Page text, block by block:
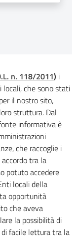
n. 118/2011) i
che sono stati
il nostro sito,
struttura. Dal
informativa è
che raccoglie i
tra la
potuto accedere
locali della
opportunità
che aveva
la possibilità di
facile lettura tra la